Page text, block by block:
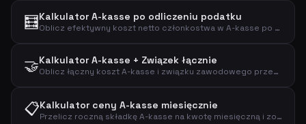
🧮Kalkulator A-kasse po odliczeniu podatku
Oblicz efektywny koszt netto członkostwa w A-kasse po odliczeniu podatkowym z regulowanym procentem odliczenia.
🤝Kalkulator A-kasse + Związek łącznie
Oblicz łączny koszt A-kasse i związku zawodowego przed i po odliczeniu podatkowym.
📋Kalkulator ceny A-kasse miesięcznie
Przelicz roczną składkę A-kasse na kwotę miesięczną i zobacz efektywny koszt po odliczeniu podatkowym.